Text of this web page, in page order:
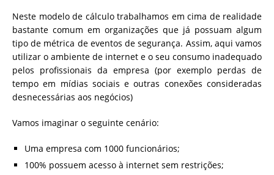
Neste modelo de cálculo trabalhamos em cima de realidade
bastante comum em organizações que já possuam algum
tipo de métrica de eventos de segurança. Assim, aqui vamos
utilizar o ambiente de internet e o seu consumo inadequado
pelos profissionais da empresa (por exemplo perdas de
tempo em mídias sociais e outras conexões consideradas
desnecessárias aos negócios)
Vamos imaginar o seguinte cenário:
Uma empresa com 1000 funcionários;
100% possuem acesso à internet sem restrições;